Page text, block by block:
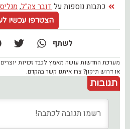
כתבות נוספות על דובר צה"ל, מנליס
הצטרפו עכשיו
לשתף
מערכת החדשות עושה מאמץ לכבד זכויות
או דרוש תיקון? צרו איתנו קשר בהקדם.
תגובות